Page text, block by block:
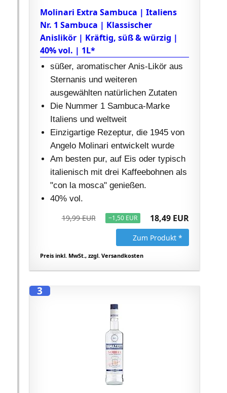
Molinari Extra Sambuca | Italiens
Nr. 1 Sambuca | Klassischer
Anislikör | Kräftig, süß & würzig |
40% vol. | 1L*
süßer, aromatischer Anis-Likör aus
Sternanis und weiteren
ausgewählten natürlichen Zutaten
Die Nummer 1 Sambuca-Marke
Italiens und weltweit
Einzigartige Rezeptur, die 1945 von
Angelo Molinari entwickelt wurde
Am besten pur, auf Eis oder typisch
italienisch mit drei Kaffeebohnen als
"con la mosca" genießen.
40% vol.
19,99 EUR −1,50 EUR 18,49 EUR
Zum Produkt *
Preis inkl. MwSt., zzgl. Versandkosten
3